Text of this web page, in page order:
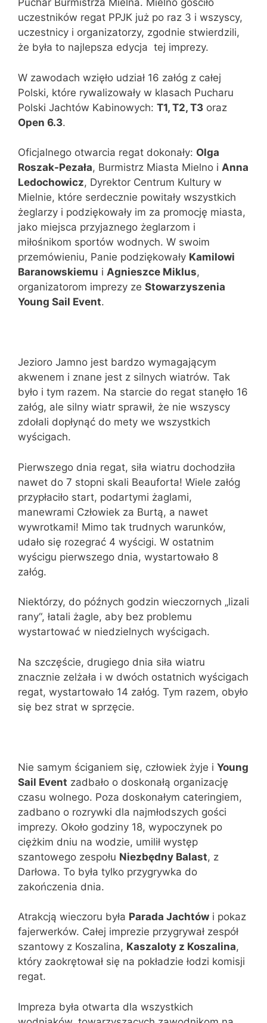
Puchar Burmistrza Mielna. Mielno gościło
uczestników regat PPJK już po raz 3 i wszyscy,
uczestnicy i organizatorzy, zgodnie stwierdzili,
że była to najlepsza edycja tej imprezy.
W zawodach wzięło udział 16 załóg z całej
Polski, które rywalizowały w klasach Pucharu
Polski Jachtów Kabinowych: T1, T2, T3 oraz
Open 6.3.
Oficjalnego otwarcia regat dokonały: Olga
Roszak-Pezała, Burmistrz Miasta Mielno i Anna
Ledochowicz, Dyrektor Centrum Kultury w
Mielnie, które serdecznie powitały wszystkich
żeglarzy i podziękowały im za promocję miasta,
jako miejsca przyjaznego żeglarzom i
miłośnikom sportów wodnych. W swoim
przemówieniu, Panie podziękowały Kamilowi
Baranowskiemu i Agnieszce Miklus,
organizatorom imprezy ze Stowarzyszenia
Young Sail Event.
Jezioro Jamno jest bardzo wymagającym
akwenem i znane jest z silnych wiatrów. Tak
było i tym razem. Na starcie do regat stanęło 16
załóg, ale silny wiatr sprawił, że nie wszyscy
zdołali dopłynąć do mety we wszystkich
wyścigach.
Pierwszego dnia regat, siła wiatru dochodziła
nawet do 7 stopni skali Beauforta! Wiele załóg
przypłaciło start, podartymi żaglami,
manewrami Człowiek za Burtą, a nawet
wywrotkami! Mimo tak trudnych warunków,
udało się rozegrać 4 wyścigi. W ostatnim
wyścigu pierwszego dnia, wystartowało 8
załóg.
Niektórzy, do późnych godzin wieczornych „lizali
rany“, łatali żagle, aby bez problemu
wystartować w niedzielnych wyścigach.
Na szczęście, drugiego dnia siła wiatru
znacznie zelżała i w dwóch ostatnich wyścigach
regat, wystartowało 14 załóg. Tym razem, obyło
się bez strat w sprzęcie.
Nie samym ściganiem się, człowiek żyje i Young
Sail Event zadbało o doskonałą organizację
czasu wolnego. Poza doskonałym cateringiem,
zadbano o rozrywki dla najmłodszych gości
imprezy. Około godziny 18, wypoczynek po
ciężkim dniu na wodzie, umilił występ
szantowego zespołu Niezbędny Balast, z
Darłowa. To była tylko przygrywka do
zakończenia dnia.
Atrakcją wieczoru była Parada Jachtów i pokaz
fajerwerków. Całej imprezie przygrywał zespół
szantowy z Koszalina, Kaszaloty z Koszalina,
który zaokrętował się na pokładzie łodzi komisji
regat.
Impreza była otwarta dla wszystkich